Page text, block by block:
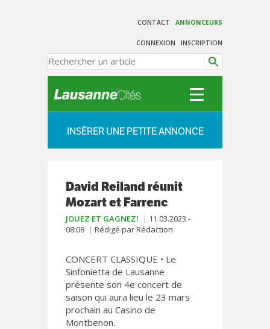
CONTACT ANNONCEURS
CONNEXION INSCRIPTION
INSÉRER UNE PETITE ANNONCE
David Reiland réunit
Mozart et Farrenc
JOUEZ ET GAGNEZ!
11.03.2023 -
08:08
Rédigé par Rédaction
CONCERT CLASSIQUE • Le
Sinfonietta de Lausanne
présente son 4e concert de
saison qui aura lieu le 23 mars
prochain au Casino de
Montbenon.